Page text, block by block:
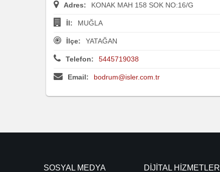
Adres: KONAK MAH 158 SOK NO:16/G
İl: MUĞLA
İlçe: YATAĞAN
Telefon: 5445719038
Email: bodrum@isler.com.tr
SOSYAL MEDYA DİJİTAL HİZMETLER